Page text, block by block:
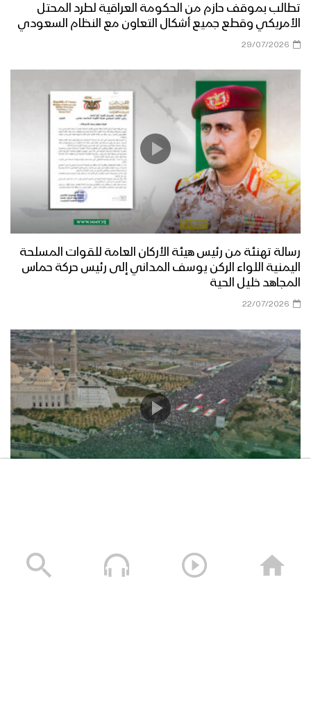
تطالب بموقف حازم من الحكومة العراقية لطرد المحتل
الأمريكي وقطع جميع أشكال التعاون مع النظام السعودي
29/07/2026
رسالة تهنئة من رئيس هيئة الأركان العامة للقوات المسلحة
اليمنية اللواء الركن يوسف المداني إلى رئيس حركة حماس
المجاهد خليل الحية
22/07/2026
17/07/2026